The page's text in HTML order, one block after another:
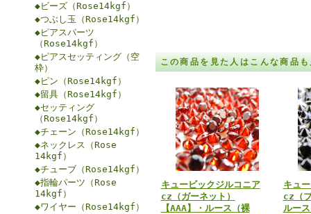
◆ビーズ（Rose14kgf）
◆つぶし玉（Rose14kgf）
◆ピアスパーツ
（Rose14kgf）
◆ピアスセッティング（空
枠）
◆ピン（Rose14kgf）
◆留具（Rose14kgf）
◆セッティング
（Rose14kgf）
◆チェーン（Rose14kgf）
◆ネックレス（Rose
14kgf）
◆チューブ（Rose14kgf）
◆指輪パーツ（Rose
14kgf）
◆ワイヤー（Rose14kgf）
この商品を見た人はこんな商品
キュービックジルコニア
cz（ガーネット）
【AAA】・ルース（裸
キュ
cz（
ルー